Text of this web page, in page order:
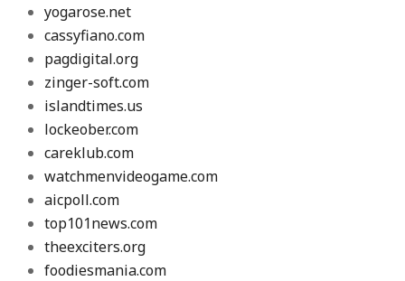
yogarose.net
cassyfiano.com
pagdigital.org
zinger-soft.com
islandtimes.us
lockeober.com
careklub.com
watchmenvideogame.com
aicpoll.com
top101news.com
theexciters.org
foodiesmania.com